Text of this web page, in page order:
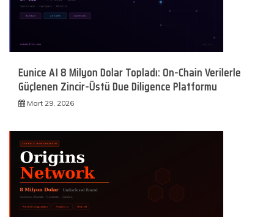
Eunice AI 8 Milyon Dolar Topladı: On-Chain Verilerle
Güçlenen Zincir-Üstü Due Diligence Platformu
Mart 29, 2026